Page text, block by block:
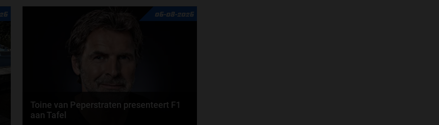
06-08-2026
Toine van Peperstraten presenteert F1
aan Tafel